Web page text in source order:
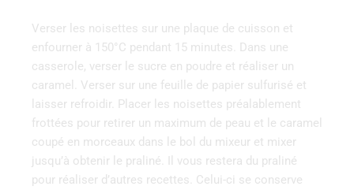
Verser les noisettes sur une plaque de cuisson et
enfourner à 150°C pendant 15 minutes. Dans une
casserole, verser le sucre en poudre et réaliser un
caramel. Verser sur une feuille de papier sulfurisé et
laisser refroidir. Placer les noisettes préalablement
frottées pour retirer un maximum de peau et le caramel
coupé en morceaux dans le bol du mixeur et mixer
jusqu’à obtenir le praliné. Il vous restera du praliné
pour réaliser d’autres recettes. Celui-ci se conserve